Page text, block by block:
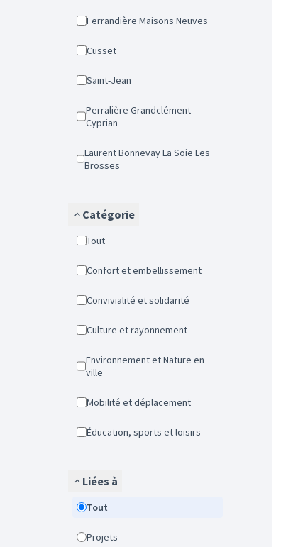
Ferrandière Maisons Neuves
Cusset
Saint-Jean
Perralière Grandclément
Cyprian
Laurent Bonnevay La Soie Les
Brosses
Catégorie
Tout
Confort et embellissement
Convivialité et solidarité
Culture et rayonnement
Environnement et Nature en
ville
Mobilité et déplacement
Éducation, sports et loisirs
Liées à
Tout
Projets